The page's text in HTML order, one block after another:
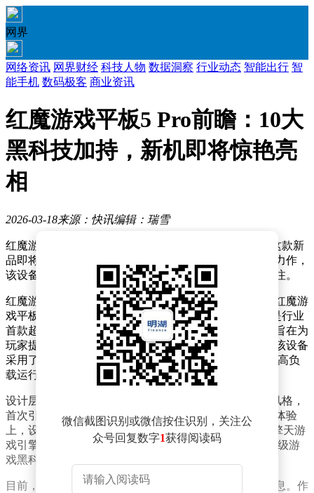
网界
网络资讯 网界财经 科技人物 数据洞察 行业动态 智能出行 智
能手机 数码极客 商业资讯
红魔游戏平板5 Pro前瞻：10大
黑科技加持，新机即将惊艳亮
相
2026-03-18来源：快讯编辑：瑞雪
红魔游戏平板 5 Pro 近日正式进入预热阶段，官方透露这款新
品即将正式发布。作为红魔品牌在游戏平板领域的又一力作，
该设备被定位为高性能电竞装备，引发了众多玩家的关注。
红魔游戏手机产品总经理姜超在社交平台发布预告，称红魔游
戏平板 5 Pro 将集成十项创新技术。其中最引人注目的是行业
首款超高刷新率屏幕，配合全新研发的平板发光材料，旨在为
玩家提供更流畅、更清晰的视觉体验。散热系统方面，该设备
采用了红魔独家技术，结合PC级散热材料，确保长时间高负
载运行时的稳定性。
设计层面，红魔游戏平板 5 Pro 延续了品牌一贯的电竞风格，
首次引入透明机身设计，同时实现纯平屏幕工艺。触控体验
上，设备搭载了顶级触控芯片，配合自主研发的CUBE擎天游
戏引擎，进一步优化操作响应速度。该平板还配备了PC级游
戏黑科技和全新接口设计，满足多场景使用需求。
目前，红魔尚未公布这款平板的具体配置参数和售价信息。作
微信截图识别或微信按住识别，关注公
众号回复数字1获得阅读码